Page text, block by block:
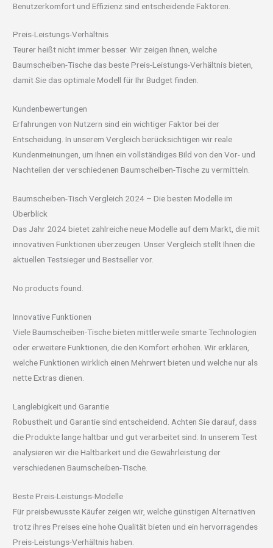
Benutzerkomfort und Effizienz sind entscheidende Faktoren.
Preis-Leistungs-Verhältnis
Teurer heißt nicht immer besser. Wir zeigen Ihnen, welche
Baumscheiben-Tische das beste Preis-Leistungs-Verhältnis bieten,
damit Sie das optimale Modell für Ihr Budget finden.
Kundenbewertungen
Erfahrungen von Nutzern sind ein wichtiger Faktor bei der
Entscheidung. In unserem Vergleich berücksichtigen wir reale
Kundenmeinungen, um Ihnen ein vollständiges Bild von den Vor- und
Nachteilen der verschiedenen Baumscheiben-Tische zu vermitteln.
Baumscheiben-Tisch Vergleich 2024 – Die besten Modelle im
Überblick
Das Jahr 2024 bietet zahlreiche neue Modelle auf dem Markt, die mit
innovativen Funktionen überzeugen. Unser Vergleich stellt Ihnen die
aktuellen Testsieger und Bestseller vor.
No products found.
Innovative Funktionen
Viele Baumscheiben-Tische bieten mittlerweile smarte Technologien
oder erweitere Funktionen, die den Komfort erhöhen. Wir erklären,
welche Funktionen wirklich einen Mehrwert bieten und welche nur als
nette Extras dienen.
Langlebigkeit und Garantie
Robustheit und Garantie sind entscheidend. Achten Sie darauf, dass
die Produkte lange haltbar und gut verarbeitet sind. In unserem Test
analysieren wir die Haltbarkeit und die Gewährleistung der
verschiedenen Baumscheiben-Tische.
Beste Preis-Leistungs-Modelle
Für preisbewusste Käufer zeigen wir, welche günstigen Alternativen
trotz ihres Preises eine hohe Qualität bieten und ein hervorragendes
Preis-Leistungs-Verhältnis haben.